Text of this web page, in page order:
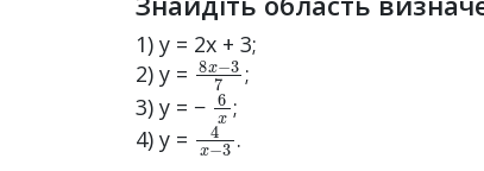
1) y = 2x + 3;
2) y = 8x−37
;
3) y = − 6 ;
4) y =
x−3.